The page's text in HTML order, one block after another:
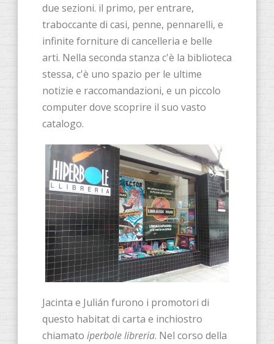
due sezioni. il primo, per entrare,
traboccante di casi, penne, pennarelli, e
infinite forniture di cancelleria e belle
arti. Nella seconda stanza c'è la biblioteca
stessa, c'è uno spazio per le ultime
notizie e raccomandazioni, e un piccolo
computer dove scoprire il suo vasto
catalogo.
Jacinta e Julián furono i promotori di
questo habitat di carta e inchiostro
chiamato iperbole libreria. Nel corso della